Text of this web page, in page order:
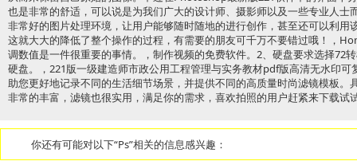
也是非常的舒适，可以说是为我们广大的设计师、摄影师以及一些专业人士
非常好的图片处理环境，让用户能够随时随地的进行创作，甚至还可以利用
这就大大的降低了整个操作的过程，有需要的朋友可千万不要错过哦！，
调数值是一件很重要的事情。，制作视频的免费软件。2、硬盘要求选择72
硬盘。，221版一级建造师市政公用工程管理与实务教材pdf版高清无水印
助您更好地记录不同的生活细节场景，并提供不同的高质量时尚滤镜模板。
非常的丰富，滤镜也很实用，满足你的需求，喜欢拍照的用户赶紧来下载试
你还有可能对以下“Ps”相关的信息感兴趣：